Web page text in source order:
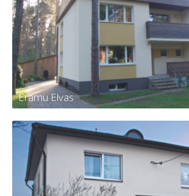
Eramu Võrumaal
Eramu Elvas
Eramu Elvas